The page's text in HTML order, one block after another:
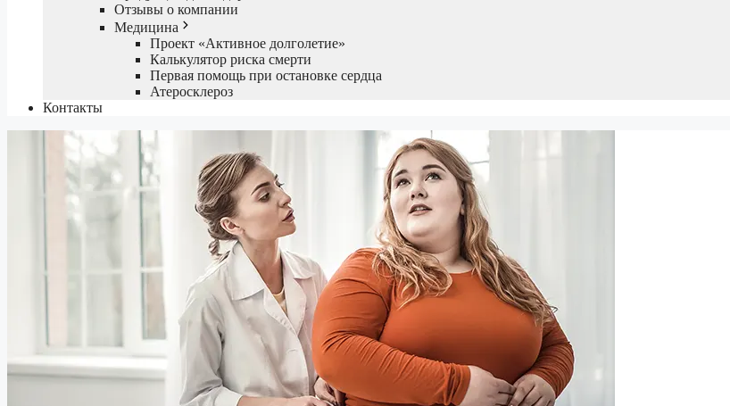
Отзывы о компании
Медицина
Проект «Активное долголетие»
Калькулятор риска смерти
Первая помощь при остановке сердца
Атеросклероз
Контакты